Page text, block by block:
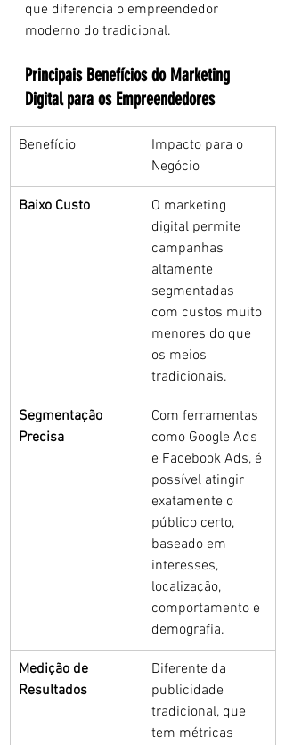
que diferencia o empreendedor
moderno do tradicional.
Principais Benefícios do Marketing
Digital para os Empreendedores
Benefício
Impacto para o
Negócio
Baixo Custo
O marketing
digital permite
campanhas
altamente
segmentadas
com custos muito
menores do que
os meios
tradicionais.
Segmentação
Precisa
Com ferramentas
como Google Ads
e Facebook Ads, é
possível atingir
exatamente o
público certo,
baseado em
interesses,
localização,
comportamento e
demografia.
Medição de
Resultados
Diferente da
publicidade
tradicional, que
tem métricas